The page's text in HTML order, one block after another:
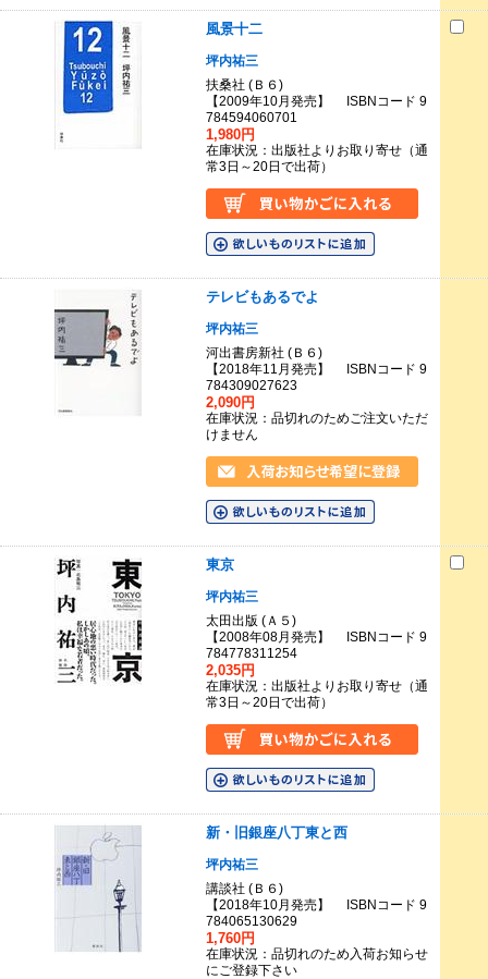
風景十二
坪内祐三
扶桑社 (Ｂ６)
【2009年10月発売】 ISBNコード 9
784594060701
1,980円
在庫状況：出版社よりお取り寄せ（通
常3日～20日で出荷）
テレビもあるでよ
坪内祐三
河出書房新社 (Ｂ６)
【2018年11月発売】 ISBNコード 9
784309027623
2,090円
在庫状況：品切れのためご注文いただ
けません
東京
坪内祐三
太田出版 (Ａ５)
【2008年08月発売】 ISBNコード 9
784778311254
2,035円
在庫状況：出版社よりお取り寄せ（通
常3日～20日で出荷）
新・旧銀座八丁東と西
坪内祐三
講談社 (Ｂ６)
【2018年10月発売】 ISBNコード 9
784065130629
1,760円
在庫状況：品切れのため入荷お知らせ
にご登録下さい